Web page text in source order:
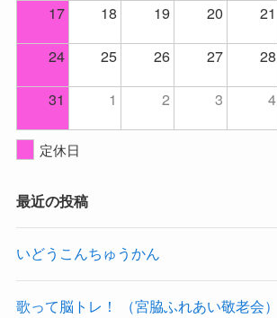
17
18 19 20 21
24
25 26 27 28
31
1 2 3 4
定休日
最近の投稿
いどうこんちゅうかん
歌って脳トレ！ （宮脇ふれあい敬老会）